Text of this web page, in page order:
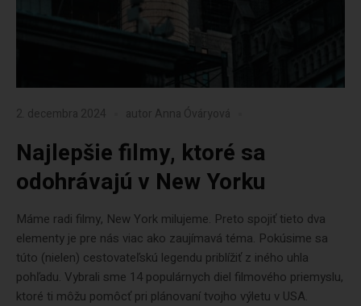
2. decembra 2024 autor Anna Óváryová
Najlepšie filmy, ktoré sa
odohrávajú v New Yorku
Máme radi filmy, New York milujeme. Preto spojiť tieto dva
elementy je pre nás viac ako zaujímavá téma. Pokúsime sa
túto (nielen) cestovateľskú legendu priblížiť z iného uhla
pohľadu. Vybrali sme 14 populárnych diel filmového priemyslu,
ktoré ti môžu pomôcť pri plánovaní tvojho výletu v USA.